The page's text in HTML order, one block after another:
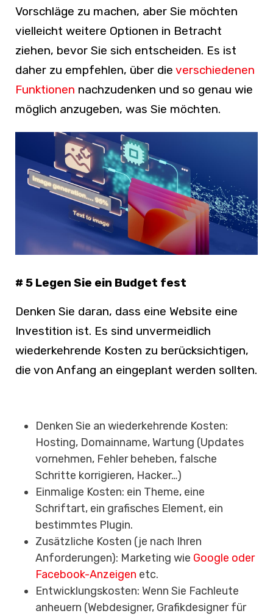
Vorschläge zu machen, aber Sie möchten
vielleicht weitere Optionen in Betracht
ziehen, bevor Sie sich entscheiden. Es ist
daher zu empfehlen, über die verschiedenen
Funktionen nachzudenken und so genau wie
möglich anzugeben, was Sie möchten.
# 5 Legen Sie ein Budget fest
Denken Sie daran, dass eine Website eine
Investition ist. Es sind unvermeidlich
wiederkehrende Kosten zu berücksichtigen,
die von Anfang an eingeplant werden sollten.
Denken Sie an wiederkehrende Kosten:
Hosting, Domainname, Wartung (Updates
vornehmen, Fehler beheben, falsche
Schritte korrigieren, Hacker…)
Einmalige Kosten: ein Theme, eine
Schriftart, ein grafisches Element, ein
bestimmtes Plugin.
Zusätzliche Kosten (je nach Ihren
Anforderungen): Marketing wie Google oder
Facebook-Anzeigen etc.
Entwicklungskosten: Wenn Sie Fachleute
anheuern (Webdesigner, Grafikdesigner für